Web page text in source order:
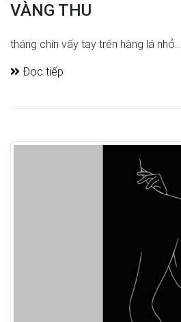
VÀNG THU
tháng chín vẩy tay trên hàng lá nhỏ...
Đọc tiếp